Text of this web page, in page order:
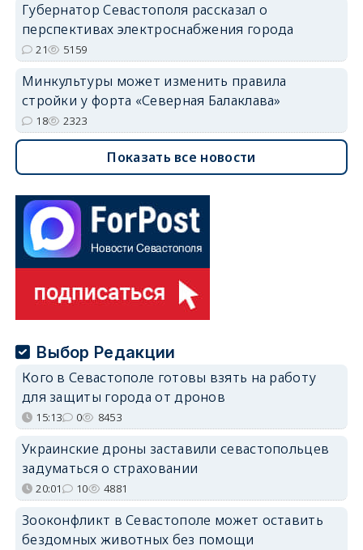
Губернатор Севастополя рассказал о
перспективах электроснабжения города
21 5159
Минкультуры может изменить правила
стройки у форта «Северная Балаклава»
18 2323
Показать все новости
Выбор Редакции
Кого в Севастополе готовы взять на работу
для защиты города от дронов
15:13 0 8453
Украинские дроны заставили севастопольцев
задуматься о страховании
20:01 10 4881
Зооконфликт в Севастополе может оставить
бездомных животных без помощи